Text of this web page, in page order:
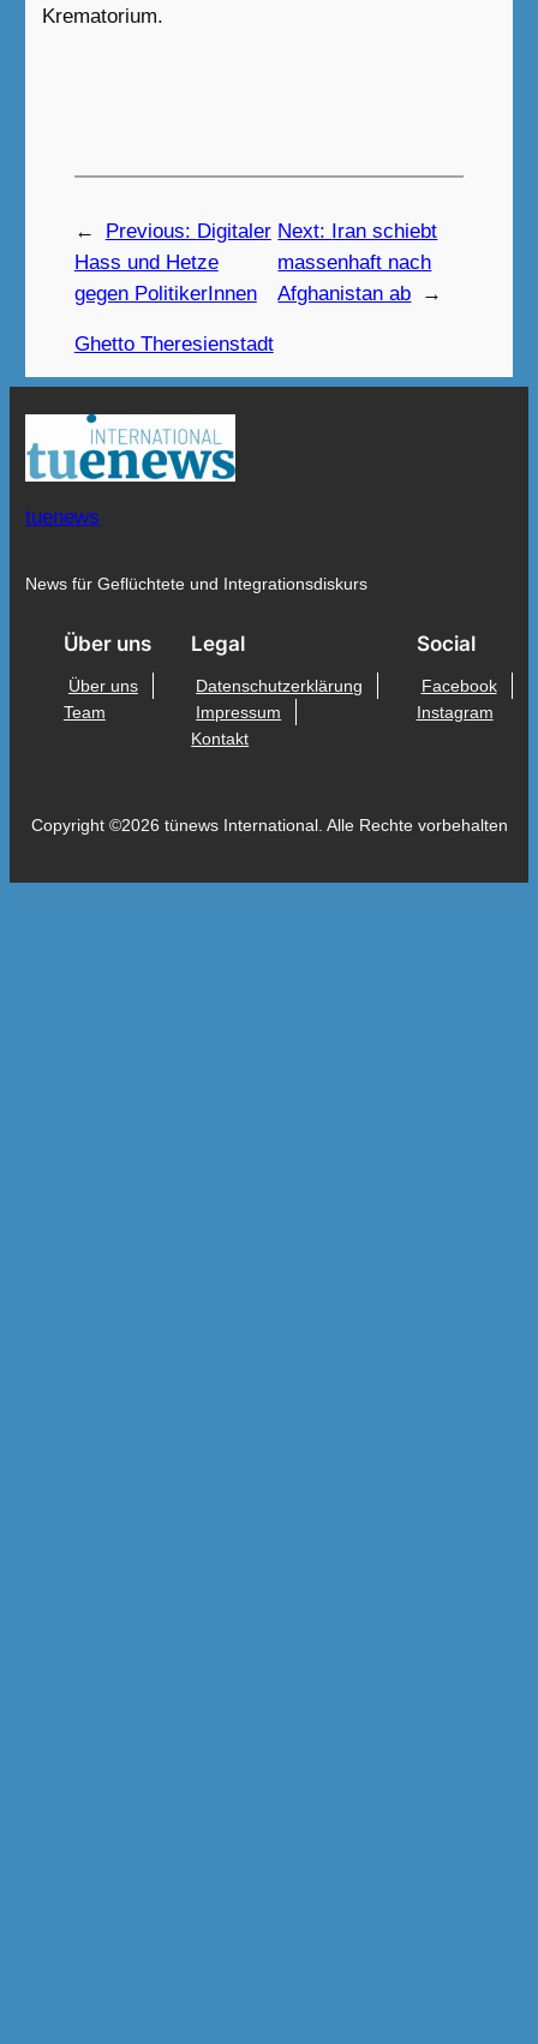
Krematorium.
← Previous: Digitaler
Hass und Hetze
gegen PolitikerInnen
Next: Iran schiebt
massenhaft nach
Afghanistan ab
→
Ghetto Theresienstadt
tuenews
News für Geflüchtete und Integrationsdiskurs
Über uns
Über uns
Team
Legal
Datenschutzerklärung
Impressum
Kontakt
Social
Facebook
Instagram
Copyright ©2026 tünews International. Alle Rechte vorbehalten